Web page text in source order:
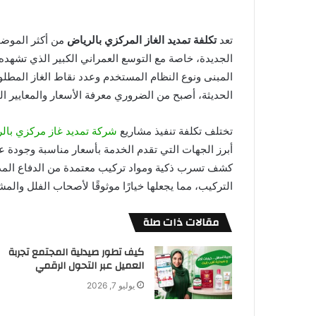
تعدتكلفة تمديد الغاز المركزي بالرياض من أكثر
الجديدة، خاصة مع التوسع العمراني الكبير الذي
المبنى ونوع النظام المستخدم وعدد نقاط الغاز
الحديثة، أصبح من الضروري معرفة الأسعار والمعايير
تختلف تكلفة تنفيذ مشاريع شركة تمديد غاز مركزي
أبرز الجهات التي تقدم الخدمة بأسعار مناسبة
كشف تسرب ذكية ومواد تركيب معتمدة من الدفاع
التركيب، مما يجعلها خيارًا موثوقًا لأصحاب الفلل
مقالات ذات صلة
كيف تطور صيدلية المجتمع تجربة
العميل عبر التحول الرقمي
يوليو 7, 2026